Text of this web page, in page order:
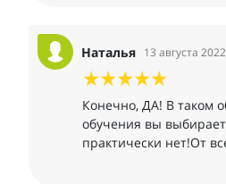
Наталья 13 августа
Конечно, ДА! В таком
обучения вы
практически нет!От